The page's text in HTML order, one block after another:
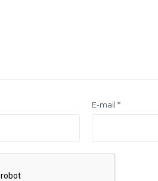
E-mail*